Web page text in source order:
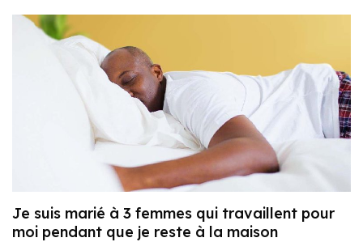
Je suis marié à 3 femmes qui travaillent pour
moi pendant que je reste à la maison